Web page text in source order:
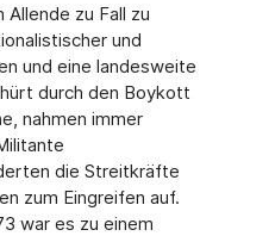
zu Fall zu
und
und eine landesweite
durch den Boykott
nahmen immer
die Streitkräfte
zum Eingreifen auf.
war es zu einem